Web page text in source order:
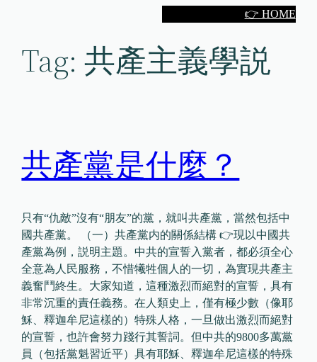
👉 HOME
Tag:共產主義學説
共產黨是什麼？
只有“仇敵”沒有“朋友”的黨，就叫共產黨，當然包括中
國共產黨。 （一）共產黨内的關係結構 👉現以中國共
產黨為例，説明主題。中共的宣誓入黨者，都必須全心
全意為人民服務，不惜犧牲個人的一切，為實現共產主
義奮鬥終生。大家知道，這種激烈而絕對的宣誓，具有
非常沉重的責任義務。在人類史上，僅有極少數（像耶
穌、釋迦牟尼這樣的）特殊人格，一旦做出激烈而絕對
的宣誓，也許會努力踐行其誓詞。但中共的9800多萬黨
員（包括黨魁習近平）具有耶穌、釋迦牟尼這樣的特殊